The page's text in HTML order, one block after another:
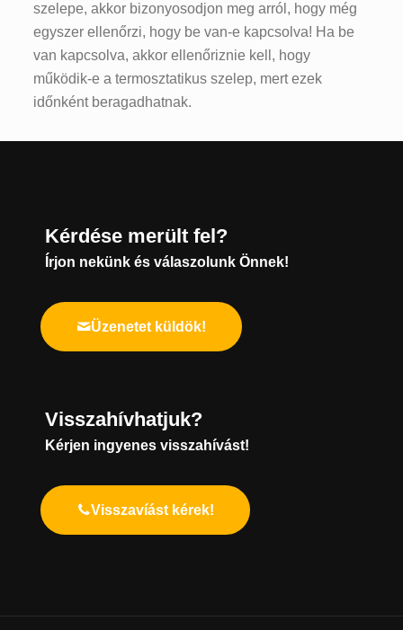
szelepe, akkor bizonyosodjon meg arról, hogy még
egyszer ellenőrzi, hogy be van-e kapcsolva! Ha be
van kapcsolva, akkor ellenőriznie kell, hogy
működik-e a termosztatikus szelep, mert ezek
időnként beragadhatnak.
Kérdése merült fel?
Írjon nekünk és válaszolunk Önnek!
Üzenetet küldök!
Visszahívhatjuk?
Kérjen ingyenes visszahívást!
Visszavíást kérek!